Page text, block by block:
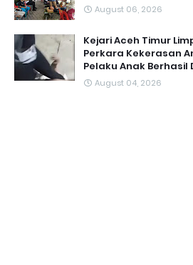
August 06, 2026
Kejari Aceh Timur
Perkara Kekerasan
Pelaku Anak Berhasil
August 04, 2026